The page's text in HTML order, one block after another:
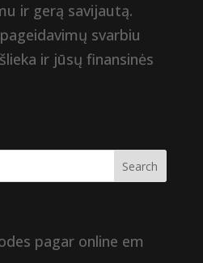
ir gerą savijautą.
svarbiu
ir jūsų finansinės
pagar online em